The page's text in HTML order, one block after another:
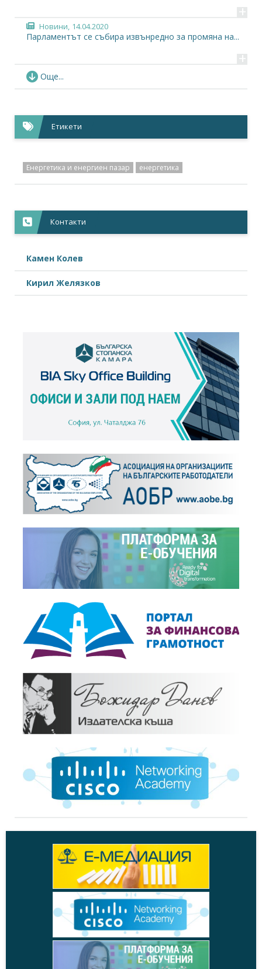
+
Новини, 14.04.2020
Парламентът се събира извънредно за промяна на...
+
Новини,
Пускат в експлоатация газовата връзка с Румъния
Новини,
Депутатите решиха окончателно, НЕК ще получи...
Още...
Етикети
Енергетика и енергиен пазар енергетика
Контакти
Камен Колев
Кирил Желязков